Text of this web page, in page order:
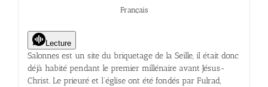
Français
Lecture
Salonnes est un site du briquetage de la Seille, il était donc
déjà habité pendant le premier millénaire avant Jésus-
Christ. Le prieuré et l’église ont été fondés par Fulrad,